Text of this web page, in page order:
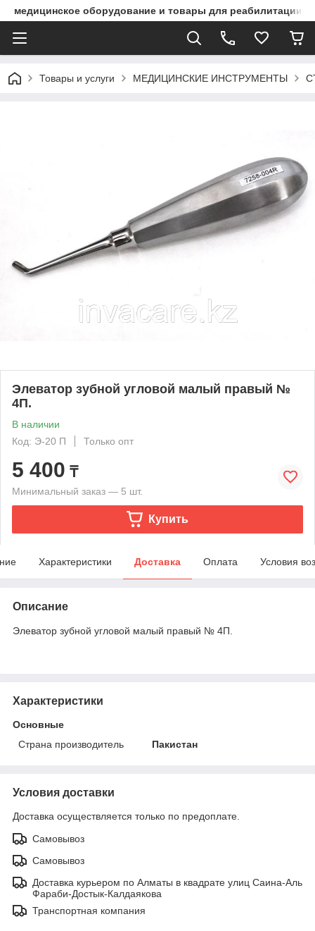
медицинское оборудование и товары для реабилитации
Товары и услуги МЕДИЦИНСКИЕ ИНСТРУМЕНТЫ
Элеватор зубной угловой малый правый №
4П.
В наличии
Код: Э-20 П
Только опт
5 400 ₸
Минимальный заказ — 5 шт.
Купить
Характеристики Доставка Оплата Условия
Описание
Элеватор зубной угловой малый правый № 4П.
Характеристики
Основные
Страна производитель
Пакистан
Условия доставки
Доставка осуществляется только по предоплате.
Самовывоз
Самовывоз
Доставка курьером по Алматы в квадрате улиц Саина-Аль
Фараби-Достык-Калдаякова
Транспортная компания